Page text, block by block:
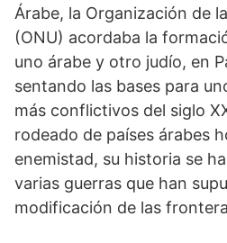
Árabe, la Organización de
(ONU) acordaba la
uno árabe y otro judío, en
sentando las bases para
más conflictivos del siglo
rodeado de países árabes
enemistad, su historia se
varias guerras que han
modificación de las